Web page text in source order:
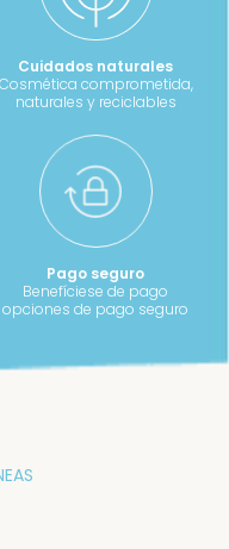
Cuidados naturales
Cosmética comprometida,
naturales y reciclables
Pago seguro
Benefíciese de pago
opciones de pago seguro